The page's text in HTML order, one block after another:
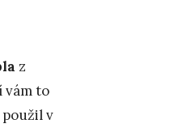
z
vám to
v